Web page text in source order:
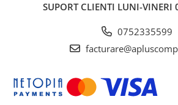
SUPORT CLIENTI LUNI-VINERI
0752335599